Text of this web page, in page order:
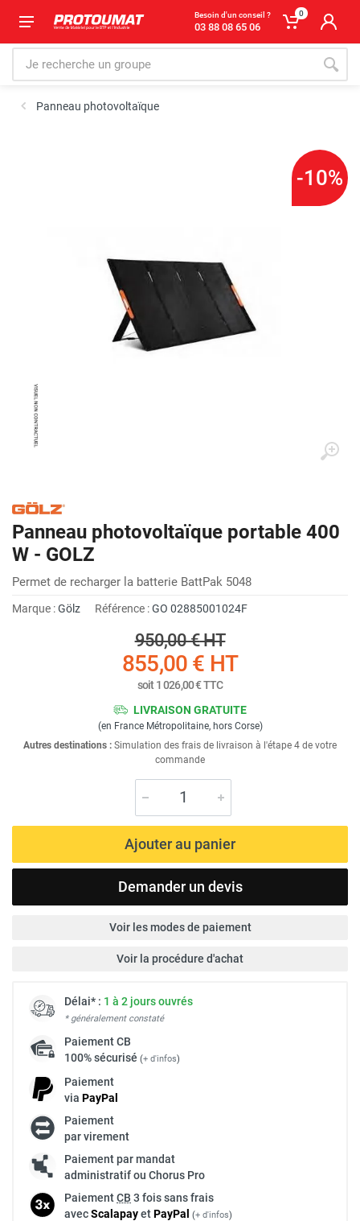
Besoin d'un conseil ?
03 88 08 65 06
0
Panneau photovoltaïque
-10%
Panneau photovoltaïque portable 400
W - GOLZ
Permet de recharger la batterie BattPak 5048
Marque :Gölz Référence :GO 02885001024F
950,00 €HT
855,00 € HT
soit1 026,00 €TTC
LIVRAISON GRATUITE
(en France Métropolitaine, hors Corse)
Autres destinations : Simulation des frais de livraison à l'étape 4 de votre
commande
Ajouter au panier
Demander un devis
Voir les modes de paiement
Voir la procédure d'achat
Délai* : 1 à 2 jours ouvrés
* généralement constaté
PaiementCB
100% sécurisé (+ d'infos)
Paiement
via PayPal
Paiement
par virement
Paiement par mandat
administratif ou Chorus Pro
PaiementCB 3 fois sans frais
avecScalapayetPayPal (+ d'infos)